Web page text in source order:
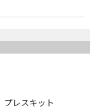
プレスキット